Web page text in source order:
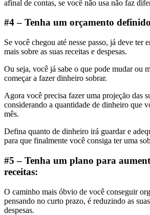
afinal de contas, se você não usa não faz
#4 – Tenha um orçamento
Se você chegou até nesse passo, já deve ter
mais sobre as suas receitas e despesas.
Ou seja, você já sabe o que pode mudar ou
começar a fazer dinheiro sobrar.
Agora você precisa fazer uma projeção das
considerando a quantidade de dinheiro que
mês.
Defina quanto de dinheiro irá guardar e
para que finalmente você consiga ter uma
#5 – Tenha um plano para
receitas:
O caminho mais óbvio de você conseguir
pensando no curto prazo, é reduzindo as
despesas.